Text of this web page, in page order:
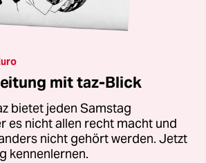
mit taz-Blick
bietet jeden Samstag
es nicht allen recht macht und
nicht gehört werden. Jetzt
kennenlernen.